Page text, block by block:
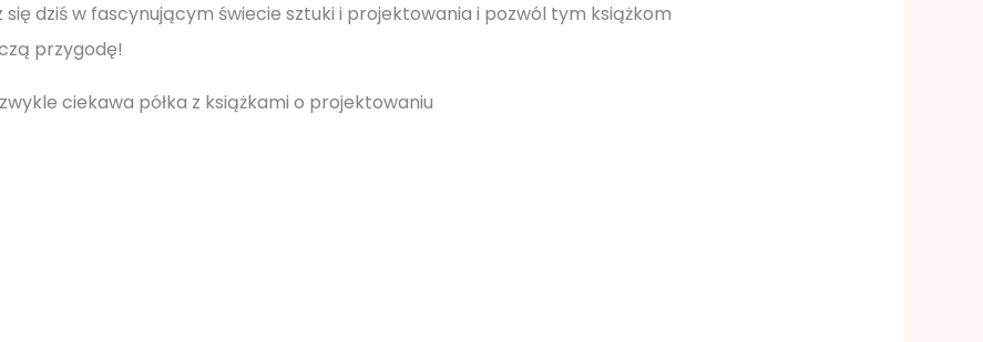
dziś w fascynującym świecie sztuki i projektowania i pozwól tym książkom
przygodę!
ciekawa półka z książkami o projektowaniu